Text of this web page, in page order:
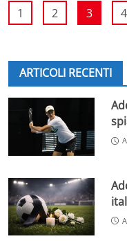
1 2 3 4
ARTICOLI RECENTI